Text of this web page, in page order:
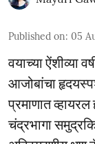
Published on: 05
वयाच्या ऐंशीव्या
आजोबांचा
प्रमाणात
चंद्रभागा